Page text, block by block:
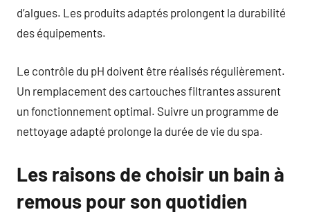
d’algues. Les produits adaptés prolongent la durabilité
des équipements.
Le contrôle du pH doivent être réalisés régulièrement.
Un remplacement des cartouches filtrantes assurent
un fonctionnement optimal. Suivre un programme de
nettoyage adapté prolonge la durée de vie du spa.
Les raisons de choisir un bain à
remous pour son quotidien